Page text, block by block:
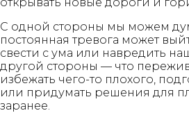
С одной стороны мы можем
постоянная тревога может
свести с ума или навредить
другой стороны — что
избежать чего-то плохого,
или придумать решения для
заранее.